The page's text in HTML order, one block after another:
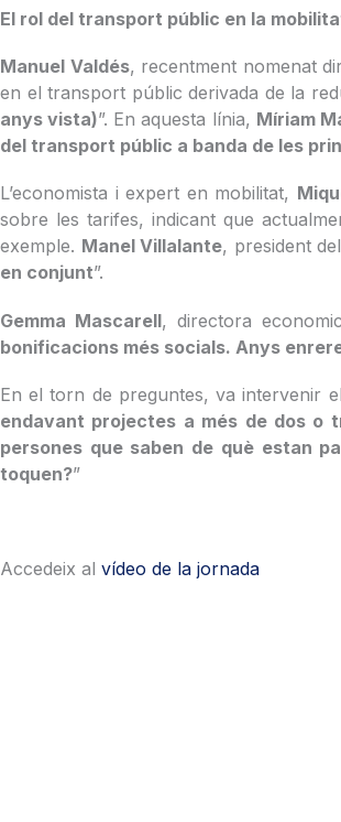
El rol del transport públic en la
Manuel Valdés, recentment nomenat
en el transport públic derivada de la
anys vista)”. En aquesta línia, Míriam
del transport públic a banda de les
L’economista i expert en mobilitat,
sobre les tarifes, indicant que
exemple. Manel Villalante, president
en conjunt”.
Gemma Mascarell, directora
bonificacions més socials. Anys
En el torn de preguntes, va intervenir
endavant projectes a més de dos o
persones que saben de què estan
toquen?”
Accedeix al vídeo de la jornada